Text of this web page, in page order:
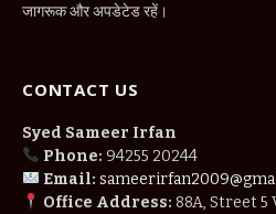
जागरूक और अपडेटेड रहें।
CONTACT US
Syed Sameer Irfan
Phone: 94255 20244
Email:
Office Address: 88A, Street 5